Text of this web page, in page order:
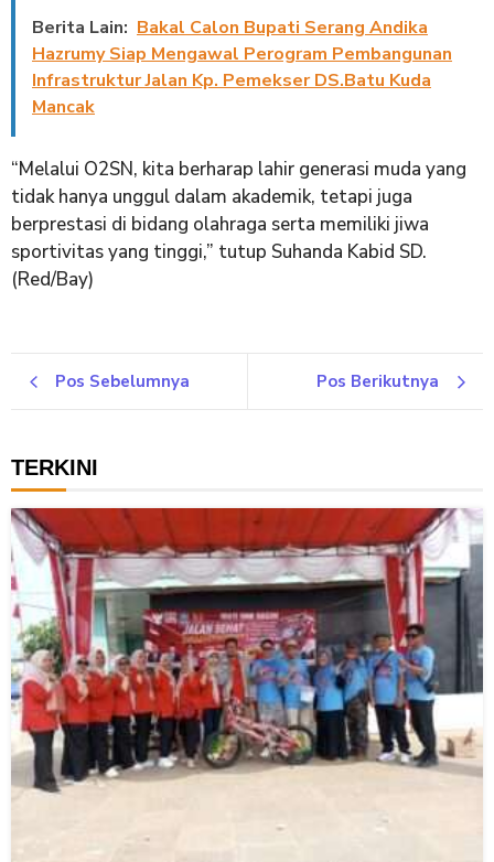
Berita Lain: Bakal Calon Bupati Serang Andika
Hazrumy Siap Mengawal Perogram Pembangunan
Infrastruktur Jalan Kp. Pemekser DS.Batu Kuda
Mancak
“Melalui O2SN, kita berharap lahir generasi muda yang
tidak hanya unggul dalam akademik, tetapi juga
berprestasi di bidang olahraga serta memiliki jiwa
sportivitas yang tinggi,” tutup Suhanda Kabid SD.
(Red/Bay)
Pos Sebelumnya Pos Berikutnya
TERKINI